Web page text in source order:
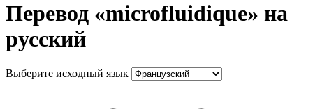
Перевод «microfluidique» на
русский
Выберите исходный язык